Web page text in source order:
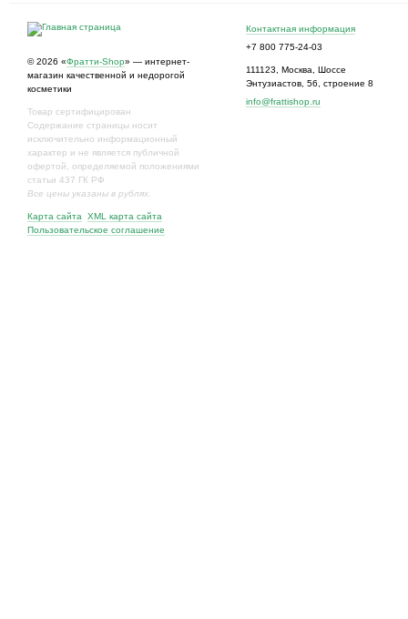
© 2026 «Фратти-Shop» — интернет-
магазин качественной и недорогой
косметики
Товар сертифицирован
Содержание страницы носит
исключительно информационный
характер и не является публичной
офертой, определяемой положениями
статьи 437 ГК РФ
Все цены указаны в рублях.
Карта сайта
XML карта сайта
Пользовательское соглашение
Контактная информация
+7 800 775-24-03
111123 Москва
Шоссе
Энтузиастов, 56, строение 8
info@frattishop.ru